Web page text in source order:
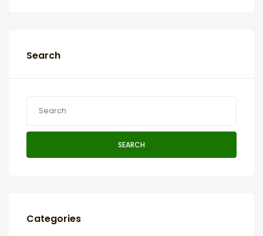
Search
SEARCH
Categories